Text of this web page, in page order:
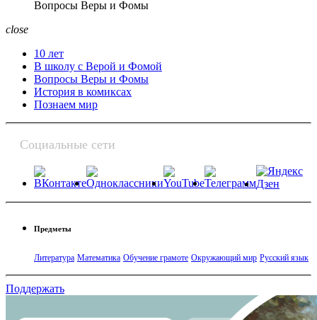
Вопросы Веры и Фомы
close
10 лет
В школу с Верой и Фомой
Вопросы Веры и Фомы
История в комиксах
Познаем мир
Социальные сети
Предметы
Литература Математика Обучение грамоте Окружающий мир Русский язык
Поддержать